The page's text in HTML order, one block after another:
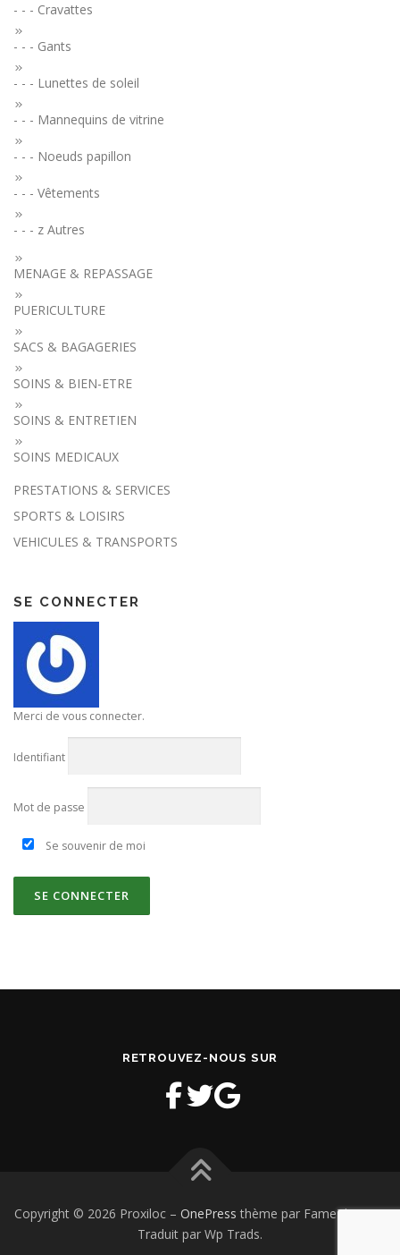
- - - Cravattes
- - - Gants
- - - Lunettes de soleil
- - - Mannequins de vitrine
- - - Noeuds papillon
- - - Vêtements
- - - z Autres
MENAGE & REPASSAGE
PUERICULTURE
SACS & BAGAGERIES
SOINS & BIEN-ETRE
SOINS & ENTRETIEN
SOINS MEDICAUX
PRESTATIONS & SERVICES
SPORTS & LOISIRS
VEHICULES & TRANSPORTS
SE CONNECTER
Merci de vous connecter.
Identifiant
Mot de passe
Se souvenir de moi
RETROUVEZ-NOUS SUR
Copyright © 2026 Proxiloc – OnePress thème par FameThemes.
Traduit par Wp Trads.